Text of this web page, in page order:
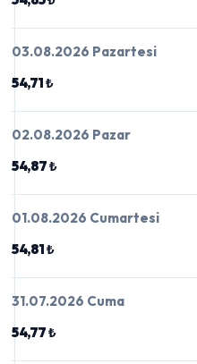
03.08.2026 Pazartesi
54,71 ₺
02.08.2026 Pazar
54,87 ₺
01.08.2026 Cumartesi
54,81 ₺
31.07.2026 Cuma
54,77 ₺